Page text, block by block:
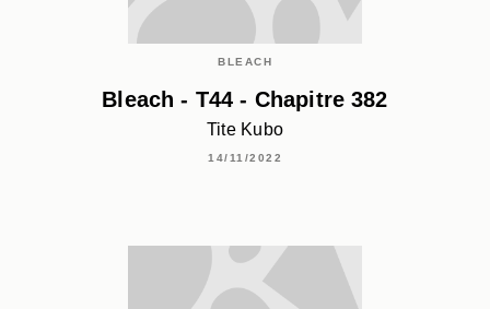
BLEACH
Bleach - T44 - Chapitre 382
Tite Kubo
14/11/2022